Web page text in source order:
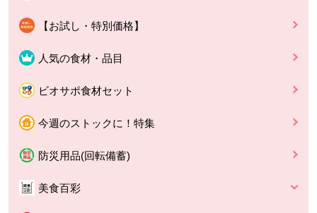
【お試し・特別価格】
人気の食材・品目
ビオサポ食材セット
今週のストックに！特集
防災用品(回転備蓄)
美食百彩